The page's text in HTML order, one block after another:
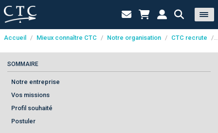
Panneau de gestion des cookies
Accueil / Mieux connaître CTC / Notre organisation / CTC recrute /
SOMMAIRE
Notre entreprise
Vos missions
Profil souhaité
Postuler